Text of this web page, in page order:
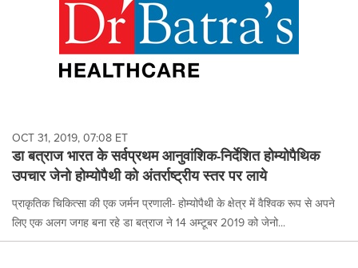
OCT 31, 2019, 07:08 ET
डा बत्राज भारत के सर्वप्रथम आनुवांशिक-निर्देशित होम्योपैथिक
उपचार जेनो होम्योपैथी को अंतर्राष्ट्रीय स्तर पर लाये
प्राकृतिक चिकित्सा की एक जर्मन प्रणाली- होम्योपैथी के क्षेत्र में वैश्विक रूप से अपने
लिए एक अलग जगह बना रहे डा बत्राज ने 14 अम्टूबर 2019 को जेनो...